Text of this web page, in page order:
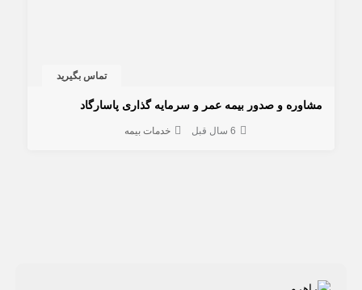
تماس بگیرید
مشاوره و صدور بیمه عمر و سرمایه گذاری پاسارگاد
6 سال قبل خدمات بیمه